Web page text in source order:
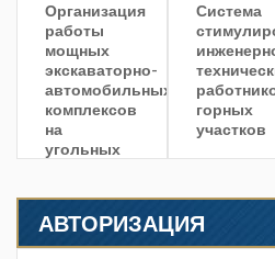
Организация
работы
мощных
экскаваторно-
автомобильных
комплексов
на
угольных
Система
горных
участков
АВТОРИЗАЦИЯ